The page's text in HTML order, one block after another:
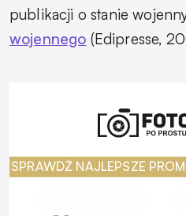
publikacji o stanie
wojennego (Edipresse,
SPRAWDŹ NAJLEPSZE